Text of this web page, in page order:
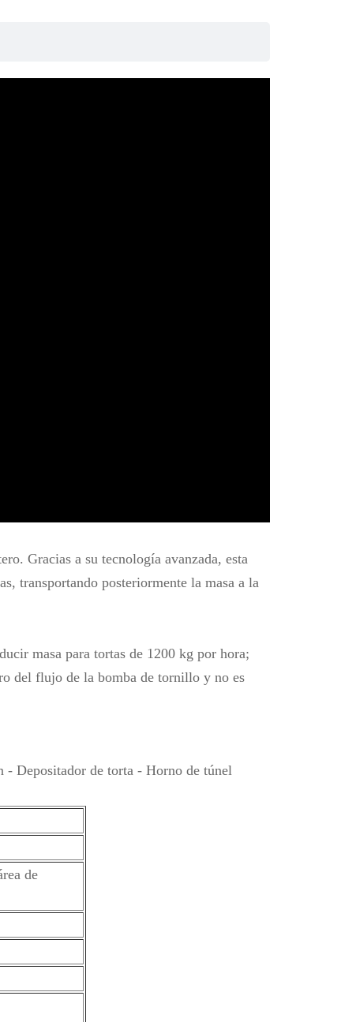
Gracias a su tecnología avanzada, esta
transportando posteriormente la masa a la
masa para tortas de 1200 kg por hora;
del flujo de la bomba de tornillo y no es
Depositador de torta - Horno de túnel
de